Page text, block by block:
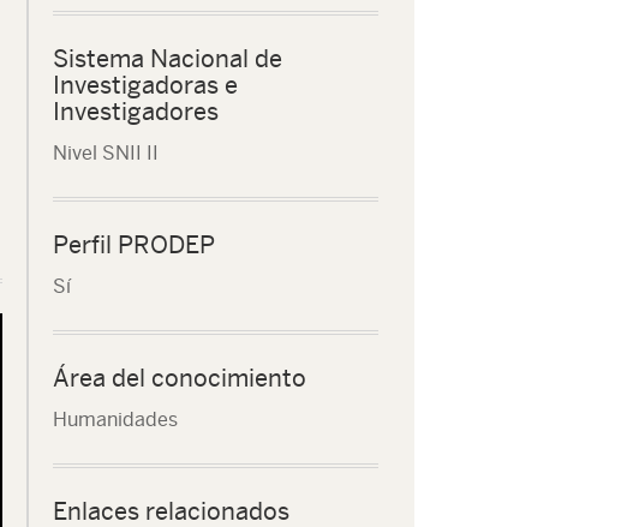
Sistema Nacional de
Investigadoras e
Investigadores
Nivel SNII II
Perfil PRODEP
Sí
Área del conocimiento
Humanidades
Enlaces relacionados